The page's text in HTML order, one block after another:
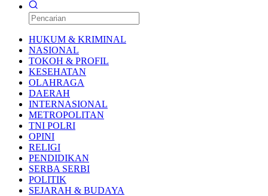
HUKUM & KRIMINAL
NASIONAL
TOKOH & PROFIL
KESEHATAN
OLAHRAGA
DAERAH
INTERNASIONAL
METROPOLITAN
TNI POLRI
OPINI
RELIGI
PENDIDIKAN
SERBA SERBI
POLITIK
SEJARAH & BUDAYA